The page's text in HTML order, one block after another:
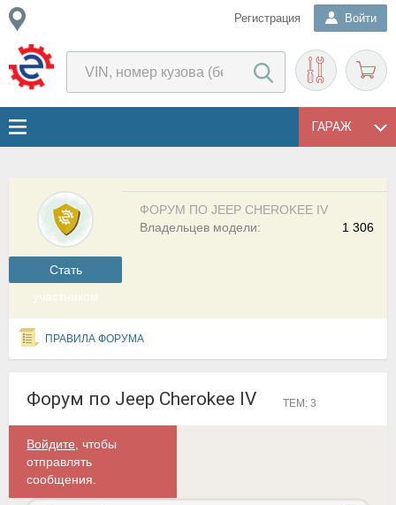
Регистрация Войти
ГАРАЖ
Cтать
участником
ФОРУМ ПО JEEP CHEROKEE IV
1 306
Владельцев модели:
ПРАВИЛА ФОРУМА
Форум по Jeep Cherokee IV ТЕМ: 3
Войдите , чтобы
отправлять
сообщения.